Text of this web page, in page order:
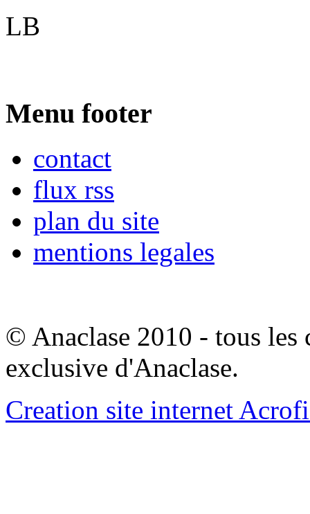
LB
Menu footer
contact
flux rss
plan du site
mentions legales
© Anaclase 2010 - tous les
exclusive d'Anaclase.
Creation site internet